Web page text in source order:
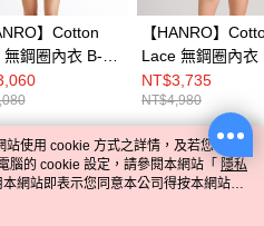
】Cotton
無鋼圈內衣 B-C
軍藍)
【HANRO】
Lace 無鋼圈內衣
罩杯 (藍月)
NT$3,735
NT$4,980
使用 cookie 方式之詳情，及若您不希
腦的 cookie 設定，請參閱本網站「 隱私
網站即表示您同意本公司得按本網站使